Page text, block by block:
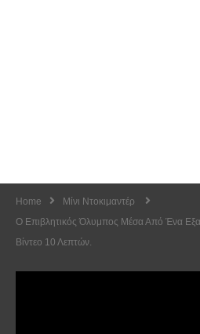
Home
Μίνι Ντοκιμαντέρ
Ο Επιβλητικός Όλυμπος Μέσα Από Ένα
Βίντεο 10 Λεπτών.